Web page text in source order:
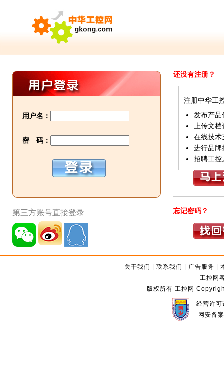
用户名：
密 码：
第三方账号直接登录
还没有注册？
注册中华工
发布产品
上传文档
在线技术
进行品牌
招聘工控
忘记密码？
关于我们 |联系我们 | 广告服务 |
工控网
版权所有 工控网
经营许
网安备